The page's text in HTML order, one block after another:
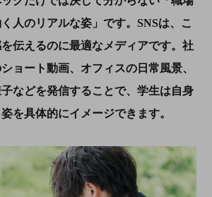
人のリアルな姿」です。SNSは、こ
伝えるのに最適なメディアです。社
ョート動画、オフィスの日常風景、
などを発信することで、学生は自身
を具体的にイメージできます。